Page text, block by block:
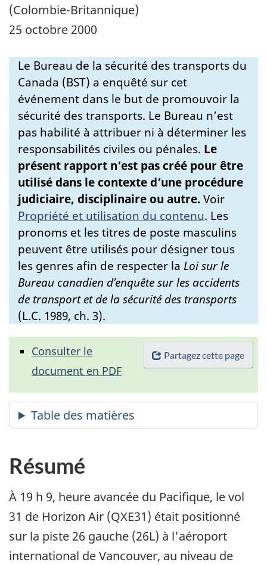
(Colombie-Britannique)
25 octobre 2000
Le Bureau de la sécurité des transports du
Canada (BST) a enquêté sur cet
événement dans le but de promouvoir la
sécurité des transports. Le Bureau n’est
pas habilité à attribuer ni à déterminer les
responsabilités civiles ou pénales. Le
présent rapport n’est pas créé pour être
utilisé dans le contexte d’une procédure
judiciaire, disciplinaire ou autre.Voir
Propriété et utilisation du contenu. Les
pronoms et les titres de poste masculins
peuvent être utilisés pour désigner tous
les genres afin de respecter la Loi sur le
Bureau canadien d’enquête sur les accidents
de transport et de la sécurité des transports
(L.C. 1989, ch. 3).
Partagez cette page
Consulter le
document en PDF
Résumé
À 19 h 9, heure avancée du Pacifique, le vol
31 de Horizon Air (QXE31) était positionné
sur la piste 26 gauche (26L) à l'aéroport
international de Vancouver, au niveau de